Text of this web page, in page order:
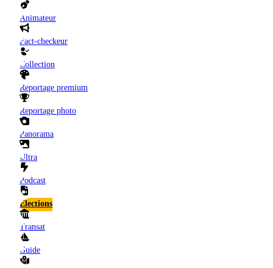
Animateur
Fact-checkeur
Collection
Reportage premium
Reportage photo
Panorama
Ultra
Podcast
Elections
Transat
Guide